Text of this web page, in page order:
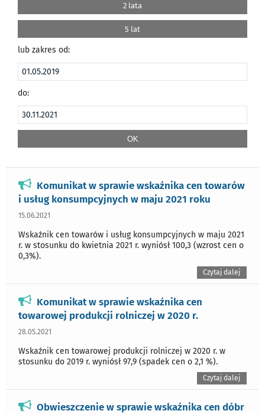
2 lata
5 lat
lub zakres od:
do:
Komunikat w sprawie wskaźnika cen towarów
i usług konsumpcyjnych w maju 2021 roku
15.06.2021
Wskaźnik cen towarów i usług konsumpcyjnych w maju 2021
r. w stosunku do kwietnia 2021 r. wyniósł 100,3 (wzrost cen o
0,3%).
Czytaj dalej
Komunikat w sprawie wskaźnika cen
towarowej produkcji rolniczej w 2020 r.
28.05.2021
Wskaźnik cen towarowej produkcji rolniczej w 2020 r. w
stosunku do 2019 r. wyniósł 97,9 (spadek cen o 2,1 %).
Czytaj dalej
Obwieszczenie w sprawie wskaźnika cen dóbr